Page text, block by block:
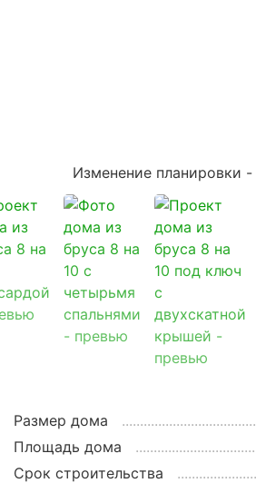
Изменение планировки -
Размер дома
Площадь дома
Срок строительства